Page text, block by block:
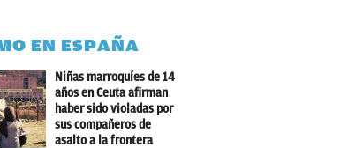
EN ESPAÑA
Niñas marroquíes de 14
años en Ceuta afirman
haber sido violadas por
sus compañeros de
asalto a la frontera